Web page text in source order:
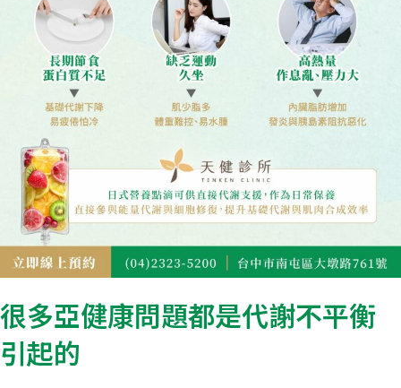
很多亞健康問題都是代謝不平衡
引起的